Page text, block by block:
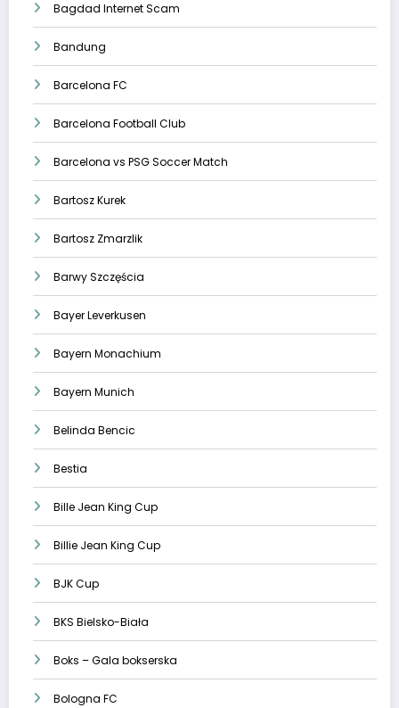
Bagdad Internet Scam
Bandung
Barcelona FC
Barcelona Football Club
Barcelona vs PSG Soccer Match
Bartosz Kurek
Bartosz Zmarzlik
Barwy Szczęścia
Bayer Leverkusen
Bayern Monachium
Bayern Munich
Belinda Bencic
Bestia
Bille Jean King Cup
Billie Jean King Cup
BJK Cup
BKS Bielsko-Biała
Boks – Gala bokserska
Bologna FC